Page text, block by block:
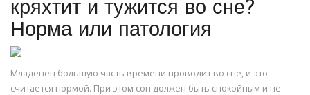
кряхтит и тужится во сне?
Норма или патология
Младенец большую часть времени проводит во сне, и это
считается нормой. При этом сон должен быть спокойным и не